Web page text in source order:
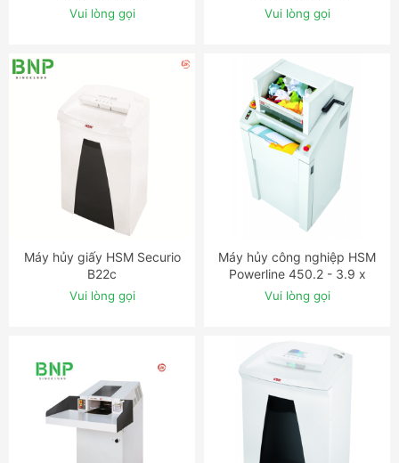
Vui lòng gọi Vui lòng gọi
ĐẶT NGAY
Máy hủy giấy HSM Securio
B22c
Vui lòng gọi
ĐẶT NGAY
Máy hủy công nghiệp HSM
Powerline 450.2 - 3.9 x
40mm
Vui lòng gọi